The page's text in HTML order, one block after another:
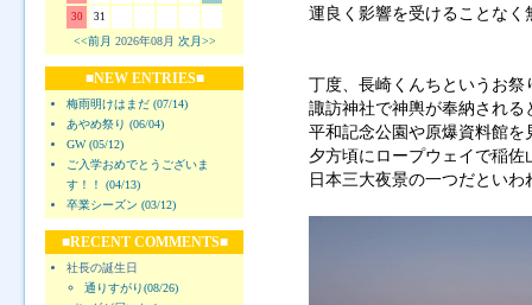
30 31
<<前月 2026年08月 次月>>
■NEW ENTRIES■
梅雨明けはまだ (07/14)
あやめ祭り (06/04)
GW (05/12)
ご入学おめでとうございま
す！！ (04/13)
卒業シーズン (03/12)
■RECENT COMMENTS■
社長の誕生日
通りすがり(08/26)
運良く影響を受けることな
丁度、長崎くんちというお祭
諏訪神社で神輿が奉納される
平和記念公園や原爆資料館を
夕方頃にロープウェイで稲佐
日本三大夜景の一つだとい